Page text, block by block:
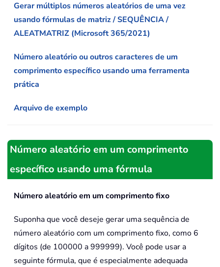
Gerar múltiplos números aleatórios de uma vez
usando fórmulas de matriz / SEQUÊNCIA /
ALEATMATRIZ (Microsoft 365/2021)
Número aleatório ou outros caracteres de um
comprimento específico usando uma ferramenta
prática
Arquivo de exemplo
Número aleatório em um comprimento
específico usando uma fórmula
Número aleatório em um comprimento fixo
Suponha que você deseje gerar uma sequência de
número aleatório com um comprimento fixo, como 6
dígitos (de 100000 a 999999). Você pode usar a
seguinte fórmula, que é especialmente adequada